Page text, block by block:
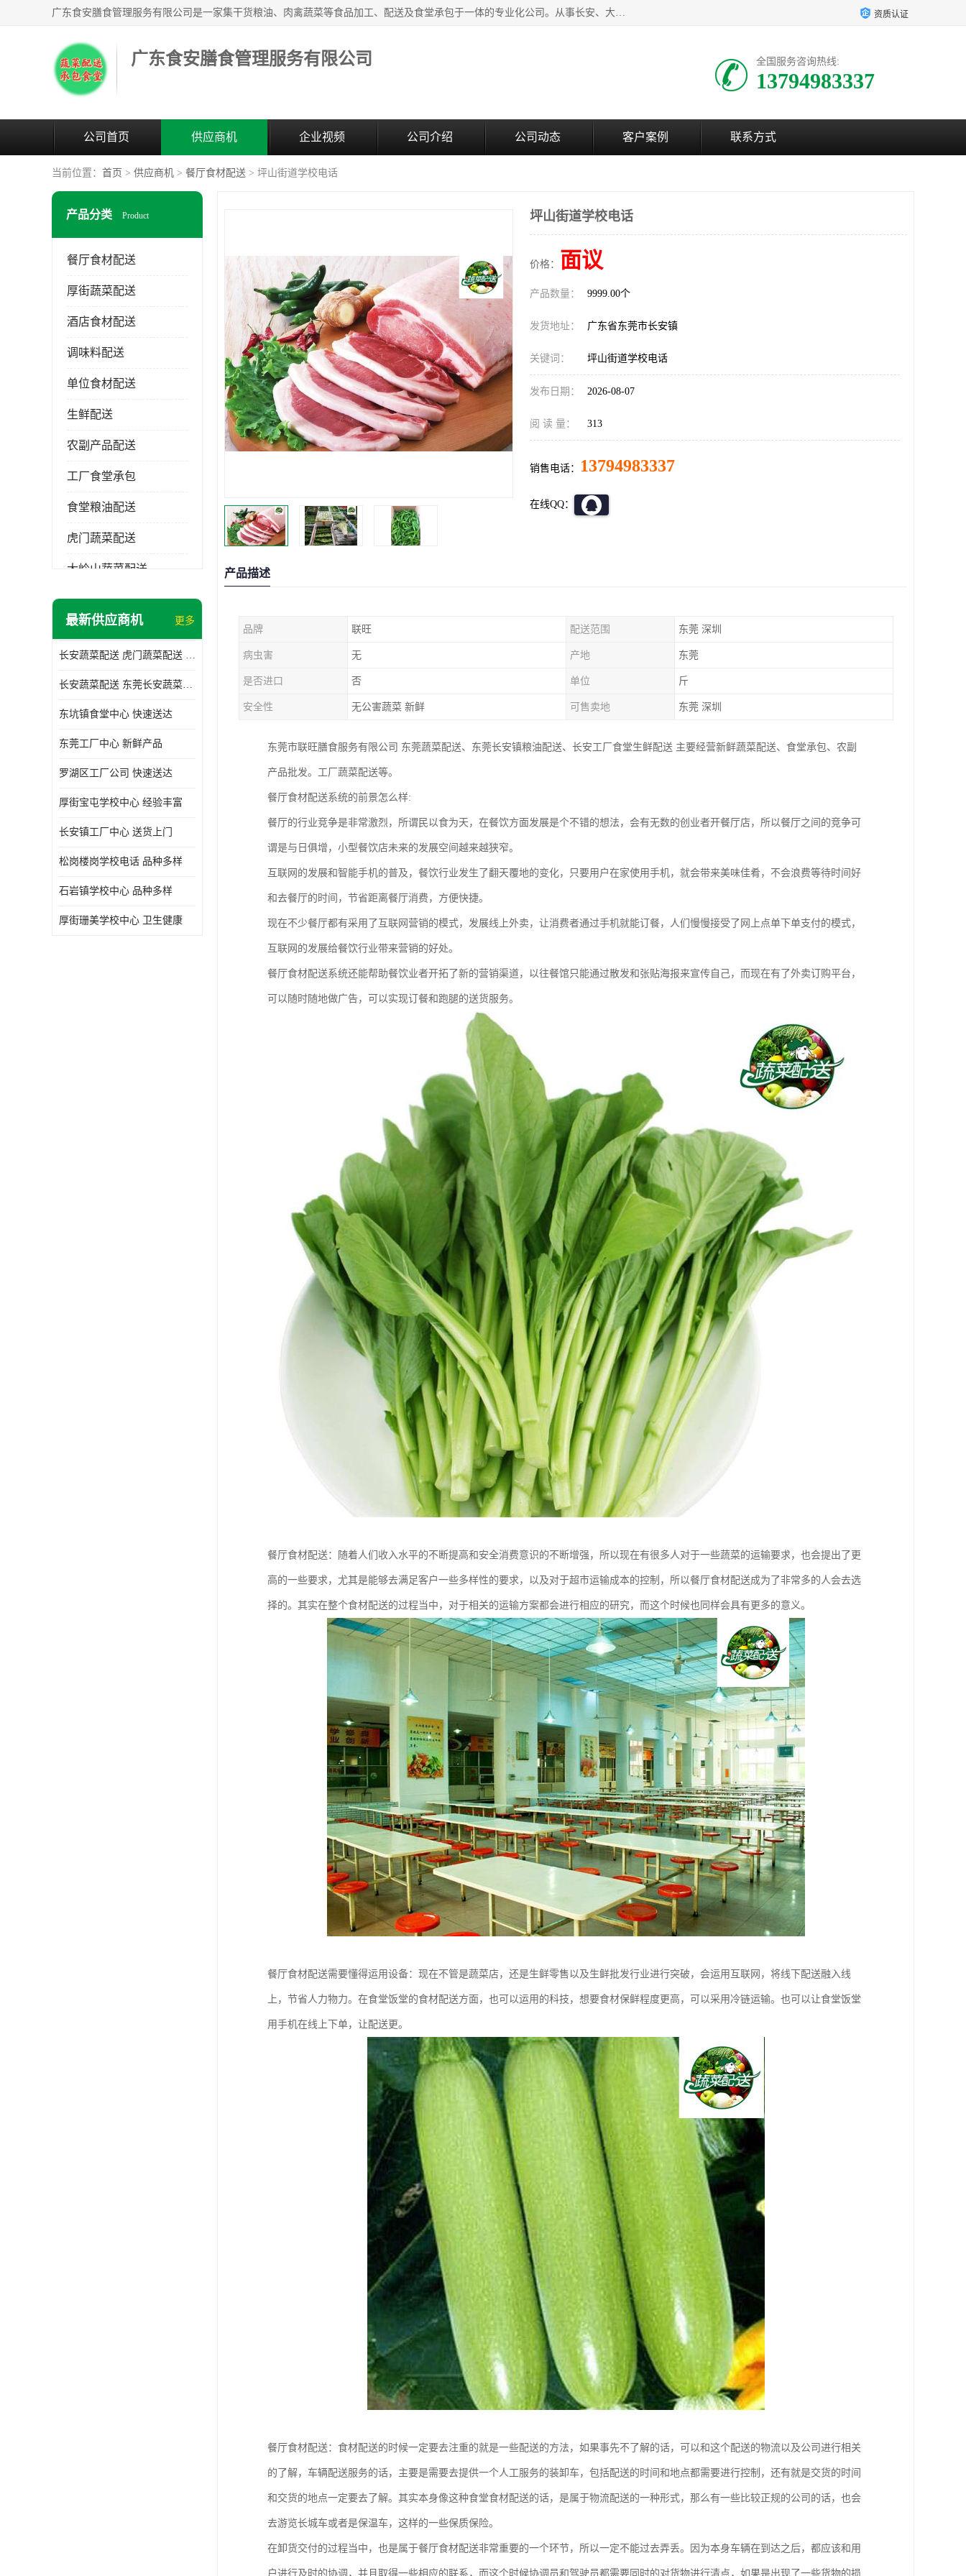
广东食安膳食管理服务有限公司是一家集干货粮油、肉禽蔬菜等食品加工、配送及食堂承包于一体的专业化公司。从事长安、大朗、大岭山、厚街、虎门等地区的蔬菜配送服务。 专业的服务队伍，以及完善的服务机制，经过多年的努力拼搏，赢得了广大客户的信赖和支持。 资质认证
广东食安膳食管理服务有限公司 全国服务咨询热线:
13794983337
公司首页 供应商机 企业视频 公司介绍 公司动态 客户案例 联系方式
当前位置： 首页 > 供应商机 > 餐厅食材配送 > 坪山街道学校电话
产品分类 Product
餐厅食材配送
厚街蔬菜配送
酒店食材配送
调味料配送
单位食材配送
生鲜配送
农副产品配送
工厂食堂承包
食堂粮油配送
虎门蔬菜配送
大岭山蔬菜配送
长安蔬菜配送
最新供应商机 更多
长安蔬菜配送 虎门蔬菜配送 厚街蔬菜配送 大朗蔬菜配送
长安蔬菜配送 东莞长安蔬菜配送哪家好
东坑镇食堂中心 快速送达
东莞工厂中心 新鲜产品
罗湖区工厂公司 快速送达
厚街宝屯学校中心 经验丰富
长安镇工厂中心 送货上门
松岗楼岗学校电话 品种多样
石岩镇学校中心 品种多样
厚街珊美学校中心 卫生健康
坪山街道学校电话
价格： 面议
产品数量： 9999.00个
发货地址： 广东省东莞市长安镇
关键词： 坪山街道学校电话
发布日期： 2026-08-07
阅 读 量： 313
销售电话： 13794983337
在线QQ：
产品描述
品牌 联旺 配送范围 东莞 深圳
病虫害 无 产地 东莞
是否进口 否 单位 斤
安全性 无公害蔬菜 新鲜 可售卖地 东莞 深圳
东莞市联旺膳食服务有限公司 东莞蔬菜配送、东莞长安镇粮油配送、长安工厂食堂生鲜配送 主要经营新鲜蔬菜配送、食堂承包、农副
产品批发。工厂蔬菜配送等。
餐厅食材配送系统的前景怎么样:
餐厅的行业竞争是非常激烈，所谓民以食为天，在餐饮方面发展是个不错的想法，会有无数的创业者开餐厅店，所以餐厅之间的竞争可
谓是与日俱增，小型餐饮店未来的发展空间越来越狭窄。
互联网的发展和智能手机的普及，餐饮行业发生了翻天覆地的变化，只要用户在家使用手机，就会带来美味佳肴，不会浪费等待时间好
和去餐厅的时间，节省距离餐厅消费，方便快捷。
现在不少餐厅都有采用了互联网营销的模式，发展线上外卖，让消费者通过手机就能订餐，人们慢慢接受了网上点单下单支付的模式，
互联网的发展给餐饮行业带来营销的好处。
餐厅食材配送系统还能帮助餐饮业者开拓了新的营销渠道，以往餐馆只能通过散发和张贴海报来宣传自己，而现在有了外卖订购平台，
可以随时随地做广告，可以实现订餐和跑腿的送货服务。
餐厅食材配送：随着人们收入水平的不断提高和安全消费意识的不断增强，所以现在有很多人对于一些蔬菜的运输要求，也会提出了更
高的一些要求，尤其是能够去满足客户一些多样性的要求，以及对于超市运输成本的控制，所以餐厅食材配送成为了非常多的人会去选
择的。其实在整个食材配送的过程当中，对于相关的运输方案都会进行相应的研究，而这个时候也同样会具有更多的意义。
餐厅食材配送需要懂得运用设备：现在不管是蔬菜店，还是生鲜零售以及生鲜批发行业进行突破，会运用互联网，将线下配送融入线
上，节省人力物力。在食堂饭堂的食材配送方面，也可以运用的科技，想要食材保鲜程度更高，可以采用冷链运输。也可以让食堂饭堂
用手机在线上下单，让配送更。
餐厅食材配送：食材配送的时候一定要去注重的就是一些配送的方法，如果事先不了解的话，可以和这个配送的物流以及公司进行相关
的了解，车辆配送服务的话，主要是需要去提供一个人工服务的装卸车，包括配送的时间和地点都需要进行控制，还有就是交货的时间
和交货的地点一定要去了解。其实本身像这种食堂食材配送的话，是属于物流配送的一种形式，那么有一些比较正规的公司的话，也会
去游览长城车或者是保温车，这样的一些保质保险。
在卸货交付的过程当中，也是属于餐厅食材配送非常重要的一个环节，所以一定不能过去弄丢。因为本身车辆在到达之后，都应该和用
户进行及时的协调，并且取得一些相应的联系，而这个时候协调员和驾驶员都需要同时的对货物进行清点，如果是出现了一些货物的损